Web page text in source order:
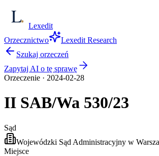
Lexedit
Orzecznictwo
Lexedit Research
Szukaj orzeczeń
Zapytaj AI o tę sprawę
Orzeczenie · 2024-02-28
II SAB/Wa 530/23
Sąd
Wojewódzki Sąd Administracyjny w
Miejsce